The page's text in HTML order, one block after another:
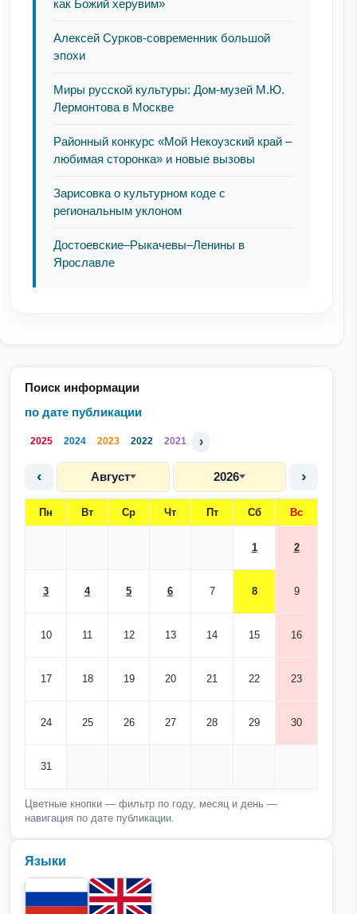
Поиск информации
по дате публикации
2025 2024 2023 2022 2021 ›
‹ Август 2026 ›
Пн Вт Ср Чт Пт Сб Вс
1 2
3 4 5 6 7 8 9
10 11 12 13 14 15 16
17 18 19 20 21 22 23
24 25 26 27 28 29 30
31
Цветные кнопки — фильтр по году, месяц и день —
навигация по дате публикации.
Языки
как Божий херувим»
Алексей Сурков-современник большой
эпохи
Миры русской культуры: Дом-музей М.Ю.
Лермонтова в Москве
Районный конкурс «Мой Некоузский край –
любимая сторонка» и новые вызовы
Зарисовка о культурном коде с
региональным уклоном
Достоевские–Рыкачевы–Ленины в
Ярославле